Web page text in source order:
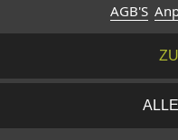
AGB'S
BIO